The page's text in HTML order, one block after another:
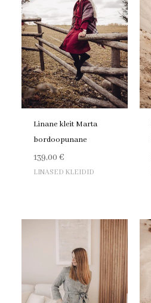
Linane kleit Marta
bordoopunane
139,00€
LINASED KLEIDID